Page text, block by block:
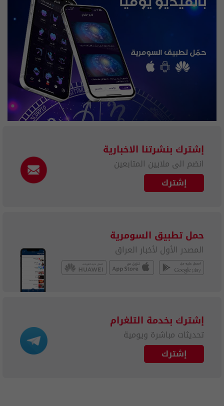
إشترك بنشرتنا الاخبارية
انضم الى ملايين المتابعين
إشترك
حمل تطبيق السومرية
المصدر الأول لأخبار العراق
إشترك بخدمة التلغرام
تحديثات مباشرة ويومية
إشترك